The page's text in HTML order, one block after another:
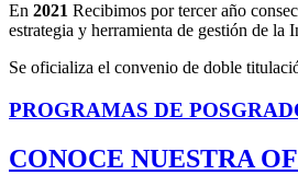
En 2021 Recibimos por tercer año
estrategia y herramienta de gestión de la
Se oficializa el convenio de doble
PROGRAMAS DE
CONOCE NUESTRA